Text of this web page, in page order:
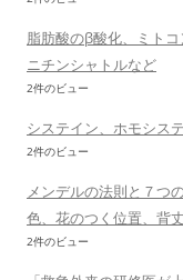
脂肪酸のβ酸化、ミト
ニチンシャトルなど
2件のビュー
システイン、ホモシス
2件のビュー
メンデルの法則と７つ
色、花のつく位置、背
2件のビュー